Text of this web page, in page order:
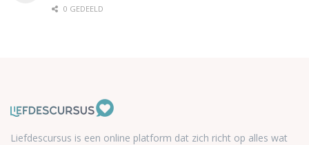
0 GEDEELD
Liefdescursus is een online platform dat zich richt op alles wat